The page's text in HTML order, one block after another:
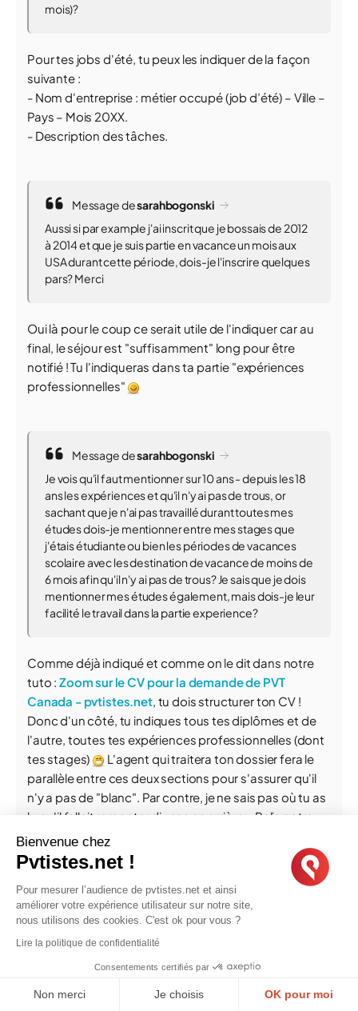
mois)?
Pour tes jobs d'été, tu peux les indiquer de la façon
suivante :
- Nom d'entreprise : métier occupé (job d’été) – Ville –
Pays – Mois 20XX.
- Description des tâches.
Message desarahbogonski
Aussi si par example j'ai inscrit que je bossais de 2012
à 2014 et que je suis partie en vacance un mois aux
USA durant cette période, dois-je l'inscrire quelques
pars? Merci
Oui là pour le coup ce serait utile de l'indiquer car au
final, le séjour est "suffisamment" long pour être
notifié ! Tu l'indiqueras dans ta partie "expériences
professionnelles"
Message desarahbogonski
Je vois qu'il faut mentionner sur 10 ans - depuis les 18
ans les expériences et qu'il n'y ai pas de trous, or
sachant que je n'ai pas travaillé durant toutes mes
études dois-je mentionner entre mes stages que
j'étais étudiante ou bien les périodes de vacances
scolaire avec les destination de vacance de moins de
6 mois afin qu'il n'y ai pas de trous? Je sais que je dois
mentionner mes études également, mais dois-je leur
facilité le travail dans la partie experience?
Comme déjà indiqué et comme on le dit dans notre
tuto : Zoom sur le CV pour la demande de PVT
Canada - pvtistes.net, tu dois structurer ton CV !
Donc d'un côté, tu indiques tous tes diplômes et de
l'autre, toutes tes expériences professionnelles (dont
tes stages)
L'agent qui traitera ton dossier fera le
parallèle entre ces deux sections pour s'assurer qu'il
n'y a pas de "blanc". Par contre, je ne sais pas où tu as
lu qu'il fallait remonter dix ans en arrière... Relis notre
tuto (lien que je donne donc juste au dessus), il
répondra aux dernières questions que tu te poses
dont notamment jusqu'où remonter dans tes
expériences !
2
84 92 93 94 95
Bienvenue chez
Pvtistes.net !
Pour mesurer l’audience de pvtistes.net et ainsi
améliorer votre expérience utilisateur sur notre site,
nous utilisons des cookies. C'est ok pour vous ?
Lire la politique de confidentialité
Consentements certifiés par
Non merci Je choisis OK pour moi